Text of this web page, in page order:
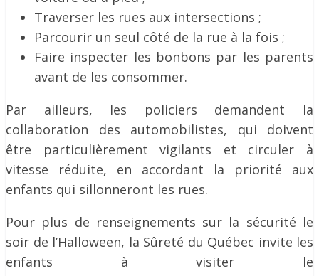
Traverser les rues aux intersections ;
Parcourir un seul côté de la rue à la fois ;
Faire inspecter les bonbons par les parents
avant de les consommer.
Par ailleurs, les policiers demandent la
collaboration des automobilistes, qui doivent
être particulièrement vigilants et circuler à
vitesse réduite, en accordant la priorité aux
enfants qui sillonneront les rues.
Pour plus de renseignements sur la sécurité le
soir de l’Halloween, la Sûreté du Québec invite les
enfants à visiter le